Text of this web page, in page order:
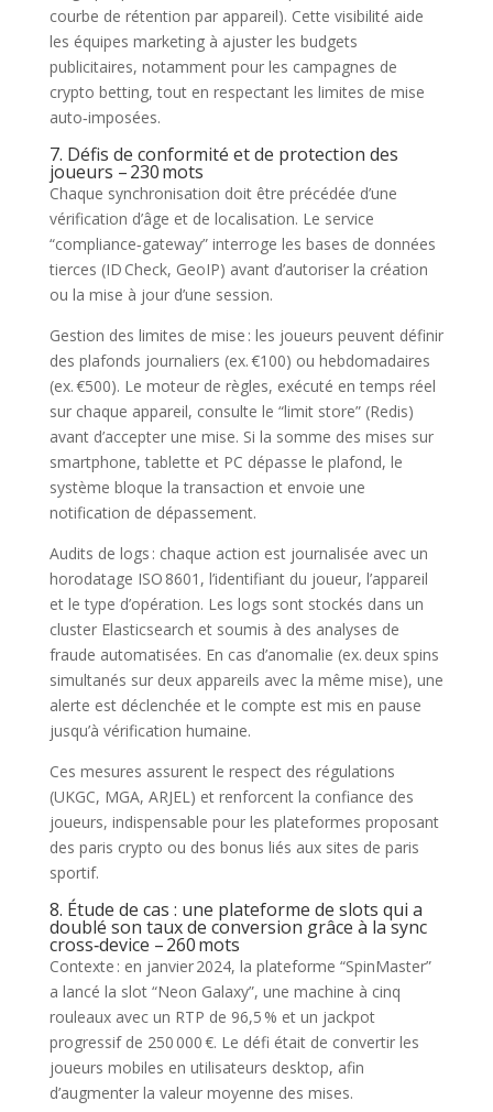
courbe de rétention par appareil). Cette visibilité aide
les équipes marketing à ajuster les budgets
publicitaires, notamment pour les campagnes de
crypto betting, tout en respectant les limites de mise
auto‑imposées.
7. Défis de conformité et de protection des
joueurs – 230 mots
Chaque synchronisation doit être précédée d’une
vérification d’âge et de localisation. Le service
“compliance‑gateway” interroge les bases de données
tierces (ID Check, GeoIP) avant d’autoriser la création
ou la mise à jour d’une session.
Gestion des limites de mise : les joueurs peuvent définir
des plafonds journaliers (ex. €100) ou hebdomadaires
(ex. €500). Le moteur de règles, exécuté en temps réel
sur chaque appareil, consulte le “limit store” (Redis)
avant d’accepter une mise. Si la somme des mises sur
smartphone, tablette et PC dépasse le plafond, le
système bloque la transaction et envoie une
notification de dépassement.
Audits de logs : chaque action est journalisée avec un
horodatage ISO 8601, l’identifiant du joueur, l’appareil
et le type d’opération. Les logs sont stockés dans un
cluster Elasticsearch et soumis à des analyses de
fraude automatisées. En cas d’anomalie (ex. deux spins
simultanés sur deux appareils avec la même mise), une
alerte est déclenchée et le compte est mis en pause
jusqu’à vérification humaine.
Ces mesures assurent le respect des régulations
(UKGC, MGA, ARJEL) et renforcent la confiance des
joueurs, indispensable pour les plateformes proposant
des paris crypto ou des bonus liés aux sites de paris
sportif.
8. Étude de cas : une plateforme de slots qui a
doublé son taux de conversion grâce à la sync
cross‑device – 260 mots
Contexte : en janvier 2024, la plateforme “SpinMaster”
a lancé la slot “Neon Galaxy”, une machine à cinq
rouleaux avec un RTP de 96,5 % et un jackpot
progressif de 250 000 €. Le défi était de convertir les
joueurs mobiles en utilisateurs desktop, afin
d’augmenter la valeur moyenne des mises.